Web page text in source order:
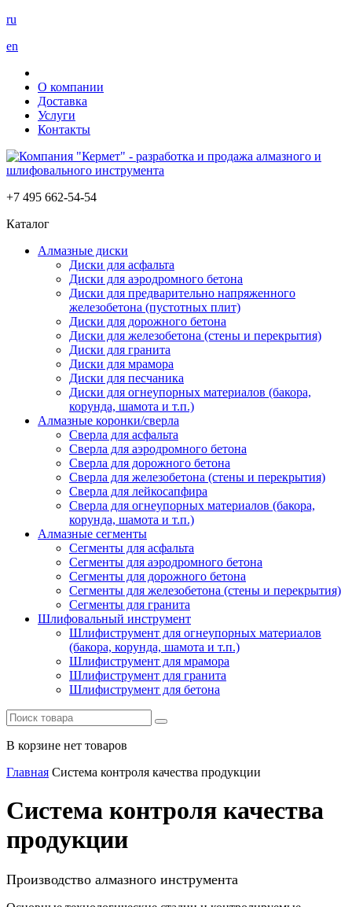
ru
en
О компании
Доставка
Услуги
Контакты
+7 495 662-54-54
Каталог
Алмазные диски
Диски для асфальта
Диски для аэродромного бетона
Диски для предварительно напряженного
железобетона (пустотных плит)
Диски для дорожного бетона
Диски для железобетона (стены и перекрытия)
Диски для гранита
Диски для мрамора
Диски для песчаника
Диски для огнеупорных материалов (бакора,
корунда, шамота и т.п.)
Алмазные коронки/сверла
Сверла для асфальта
Сверла для аэродромного бетона
Сверла для дорожного бетона
Сверла для железобетона (стены и перекрытия)
Сверла для лейкосапфира
Сверла для огнеупорных материалов (бакора,
корунда, шамота и т.п.)
Алмазные сегменты
Сегменты для асфальта
Cегменты для аэродромного бетона
Cегменты для дорожного бетона
Сегменты для железобетона (стены и перекрытия)
Сегменты для гранита
Шлифовальный инструмент
Шлифиструмент для огнеупорных материалов
(бакора, корунда, шамота и т.п.)
Шлифиструмент для мрамора
Шлифиструмент для гранита
Шлифиструмент для бетона
В корзине нет товаров
Главная Система контроля качества продукции
Система контроля качества
продукции
Производство алмазного инструмента